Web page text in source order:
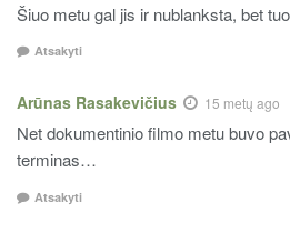
Šiuo metu gal jis ir nublanksta, bet
Atsakyti
Arūnas Rasakevičius 15 metų ago
Net dokumentinio filmo metu buvo
terminas…
Atsakyti